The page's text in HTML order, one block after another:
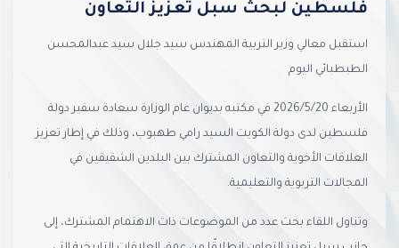
فلسطين لبحث سبل تعزيز التعاون
استقبل معالي وزير التربية المهندس سيد جلال سيد عبدالمحسن
الطبطبائي اليوم
الأربعاء 2026/5/20 في مكتبه بديوان عام الوزارة سعادة سفير دولة
فلسطين لدى دولة الكويت السيد رامي طهبوب، وذلك في إطار تعزيز
العلاقات الأخوية والتعاون المشترك بين البلدين الشقيقين في
المجالات التربوية والتعليمية.
وتناول اللقاء بحث عدد من الموضوعات ذات الاهتمام المشترك، إلى